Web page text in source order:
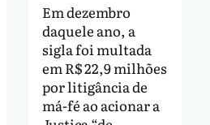
Em dezembro
daquele ano, a
sigla foi multada
em R$ 22,9 milhões
por litigância de
má-fé ao acionar a